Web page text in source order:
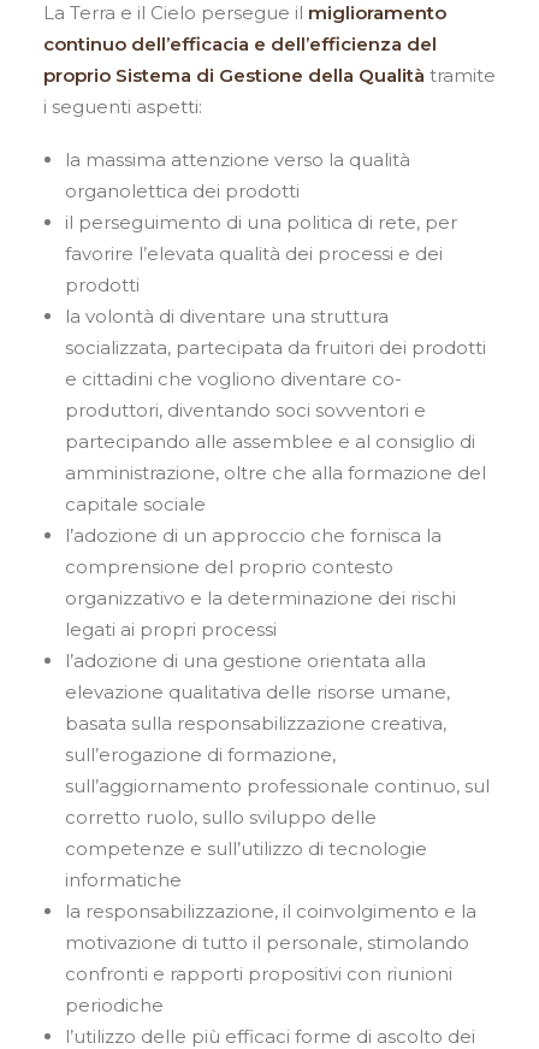
La Terra e il Cielo persegue il miglioramento
continuo dell’efficacia e dell’efficienza del
proprio Sistema di Gestione della Qualità tramite
i seguenti aspetti:
la massima attenzione verso la qualità
organolettica dei prodotti
il perseguimento di una politica di rete, per
favorire l’elevata qualità dei processi e dei
prodotti
la volontà di diventare una struttura
socializzata, partecipata da fruitori dei prodotti
e cittadini che vogliono diventare co-
produttori, diventando soci sovventori e
partecipando alle assemblee e al consiglio di
amministrazione, oltre che alla formazione del
capitale sociale
l’adozione di un approccio che fornisca la
comprensione del proprio contesto
organizzativo e la determinazione dei rischi
legati ai propri processi
l’adozione di una gestione orientata alla
elevazione qualitativa delle risorse umane,
basata sulla responsabilizzazione creativa,
sull’erogazione di formazione,
sull’aggiornamento professionale continuo, sul
corretto ruolo, sullo sviluppo delle
competenze e sull’utilizzo di tecnologie
informatiche
la responsabilizzazione, il coinvolgimento e la
motivazione di tutto il personale, stimolando
confronti e rapporti propositivi con riunioni
periodiche
l’utilizzo delle più efficaci forme di ascolto dei